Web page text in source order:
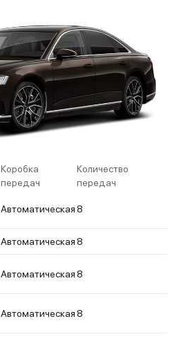
Коробка
передач
Количество
передач
Автоматическая8
Автоматическая8
Автоматическая8
Автоматическая8